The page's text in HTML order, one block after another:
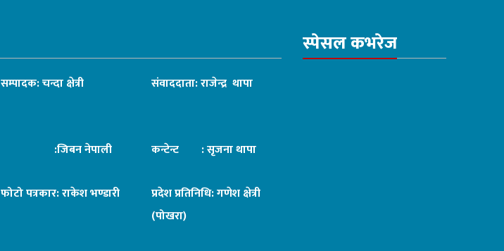
सम्पादक: चन्दा क्षेत्री संवाददाता: राजेन्द्र थापा
:जिबन नेपाली कन्टेन्ट : सृजना थापा
फोटो पत्रकार: राकेश भण्डारी
प्रदेश प्रतिनिधि: गणेश क्षेत्री
(पोखरा)
स्पेसल कभरेज